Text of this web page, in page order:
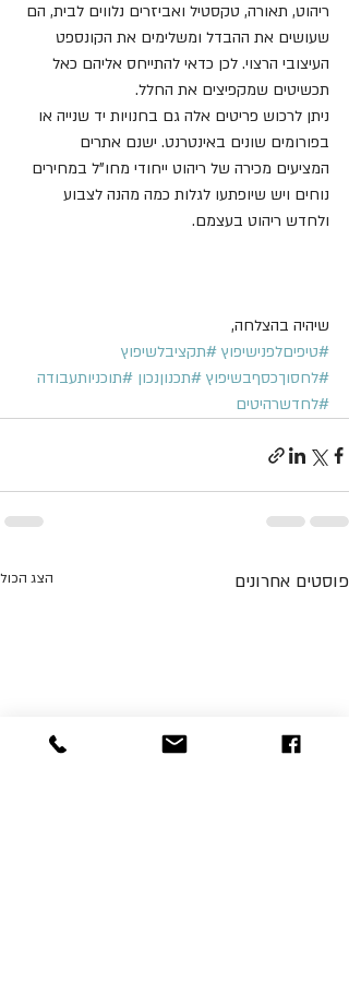
ריהוט, תאורה, טקסטיל ואביזרים נלווים לבית, הם
שעושים את ההבדל ומשלימים את הקונספט
העיצובי הרצוי. לכן כדאי להתייחס אליהם כאל
תכשיטים שמקפיצים את החלל.
ניתן לרכוש פריטים אלה גם בחנויות יד שנייה או
בפורומים שונים באינטרנט. ישנם אתרים
המציעים מכירה של ריהוט ייחודי מחו"ל במחירים
נוחים ויש שיופתעו לגלות כמה מהנה לצבוע
ולחדש ריהוט בעצמם.
שיהיה בהצלחה,
#טיפיםלפנישיפוץ #תקציבלשיפוץ
#לחסוךכסףבשיפוץ #תכנוןנכון #תוכניותעבודה
#לחדשרהיטים
פוסטים אחרונים הצג הכול